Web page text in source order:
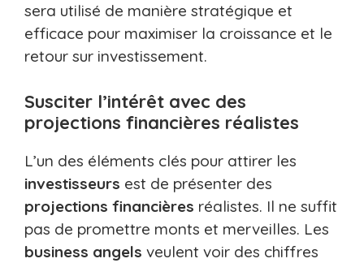
sera utilisé de manière stratégique et
efficace pour maximiser la croissance et le
retour sur investissement.
Susciter l’intérêt avec des
projections financières réalistes
L’un des éléments clés pour attirer les
investisseurs est de présenter des
projections financières réalistes. Il ne suffit
pas de promettre monts et merveilles. Les
business angels veulent voir des chiffres